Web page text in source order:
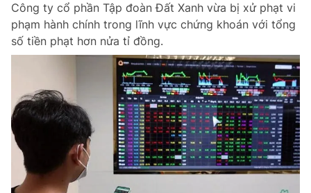
Công ty cổ phần Tập đoàn Đất Xanh vừa bị xử phạt vi
phạm hành chính trong lĩnh vực chứng khoán với tổng
số tiền phạt hơn nửa tỉ đồng.